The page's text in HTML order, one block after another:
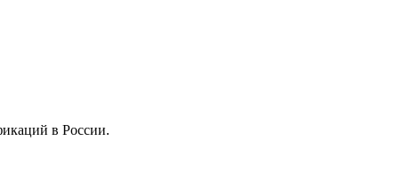
в России.